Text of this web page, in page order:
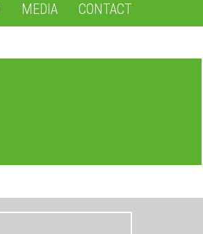
MEDIA CONTACT